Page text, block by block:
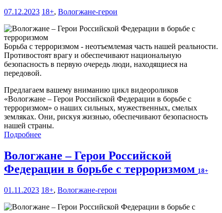
07.12.2023 18+, Вологжане-герои
Борьба с терроризмом - неотъемлемая часть нашей реальности.
Противостоят врагу и обеспечивают национальную
безопасность в первую очередь люди, находящиеся на
передовой.
Предлагаем вашему вниманию цикл видеороликов
«Вологжане – Герои Российской Федерации в борьбе с
терроризмом» о наших сильных, мужественных, смелых
земляках. Они, рискуя жизнью, обеспечивают безопасность
нашей страны.
Подробнее
Вологжане – Герои Российской
Федерации в борьбе с терроризмом 18+
01.11.2023 18+, Вологжане-герои